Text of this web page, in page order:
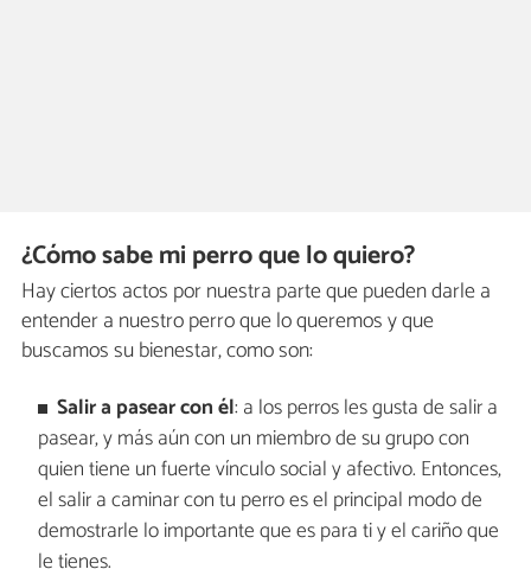
¿Cómo sabe mi perro que lo quiero?
Hay ciertos actos por nuestra parte que pueden darle a
entender a nuestro perro que lo queremos y que
buscamos su bienestar, como son:
Salir a pasear con él: a los perros les gusta de salir a
pasear, y más aún con un miembro de su grupo con
quien tiene un fuerte vínculo social y afectivo. Entonces,
el salir a caminar con tu perro es el principal modo de
demostrarle lo importante que es para ti y el cariño que
le tienes.